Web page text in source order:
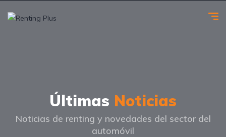
Últimas Noticias
Noticias de renting y novedades del sector del
automóvil